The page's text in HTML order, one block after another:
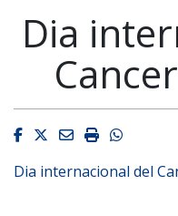
Dia
Facebook
Twitter
EmailImprimir
Dia internacional del